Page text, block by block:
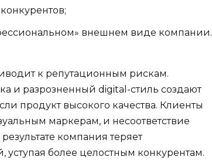
внешнем виде компании.
к репутационным рискам.
и разрозненный digital-стиль создают
продукт высокого качества. Клиенты
маркерам, и несоответствие
компания теряет
уступая более целостным конкурентам.